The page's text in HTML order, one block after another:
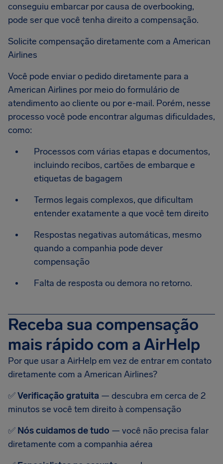
conseguiu embarcar por causa de overbooking,
pode ser que você tenha direito a compensação.
Solicite compensação diretamente com a American
Airlines
Você pode enviar o pedido diretamente para a
American Airlines por meio do formulário de
atendimento ao cliente ou por e-mail. Porém, nesse
processo você pode encontrar algumas dificuldades,
como:
Processos com várias etapas e documentos,
incluindo recibos, cartões de embarque e
etiquetas de bagagem
Termos legais complexos, que dificultam
entender exatamente a que você tem direito
Respostas negativas automáticas, mesmo
quando a companhia pode dever
compensação
Falta de resposta ou demora no retorno.
Receba sua compensação
mais rápido com a AirHelp
Por que usar a AirHelp em vez de entrar em contato
diretamente com a American Airlines?
✅Verificação gratuita — descubra em cerca de 2
minutos se você tem direito à compensação
✅ Nós cuidamos de tudo — você não precisa falar
diretamente com a companhia aérea